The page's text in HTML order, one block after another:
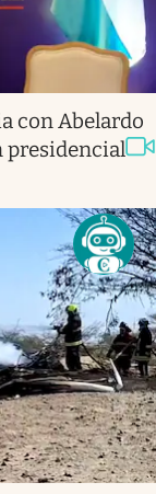
con Abelardo
presidencial